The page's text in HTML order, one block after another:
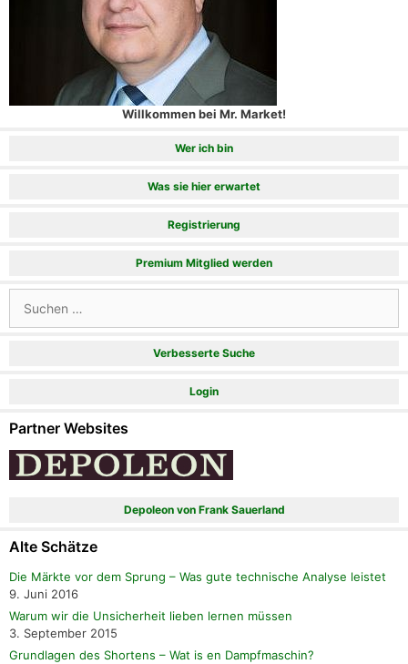
Willkommen bei Mr. Market!
Wer ich bin
Was sie hier erwartet
Registrierung
Premium Mitglied werden
nach:
Verbesserte Suche
Login
Partner Websites
Depoleon von Frank Sauerland
Alte Schätze
Die Märkte vor dem Sprung – Was gute technische Analyse leistet
9. Juni 2016
Warum wir die Unsicherheit lieben lernen müssen
3. September 2015
Grundlagen des Shortens – Wat is en Dampfmaschin?